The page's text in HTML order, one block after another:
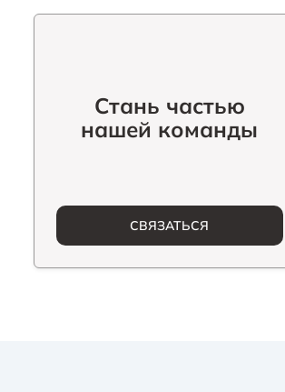
Стань частью
нашей команды
СВЯЗАТЬСЯ